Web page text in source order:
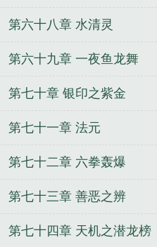
第六十八章 水清灵
第六十九章 一夜鱼龙舞
第七十章 银印之紫金
第七十一章 法元
第七十二章 六拳轰爆
第七十三章 善恶之辨
第七十四章 天机之潜龙榜